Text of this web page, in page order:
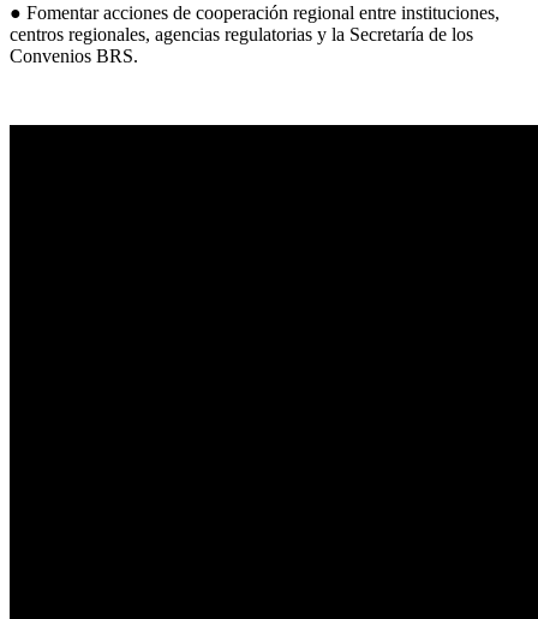
● Fomentar acciones de cooperación regional entre instituciones,
centros regionales, agencias regulatorias y la Secretaría de los
Convenios BRS.